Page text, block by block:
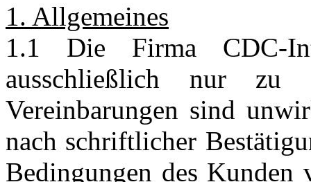
1. Allgemeines
1.1 Die Firma CDC-
ausschließlich nur zu
Vereinbarungen sind
nach schriftlicher
Bedingungen des